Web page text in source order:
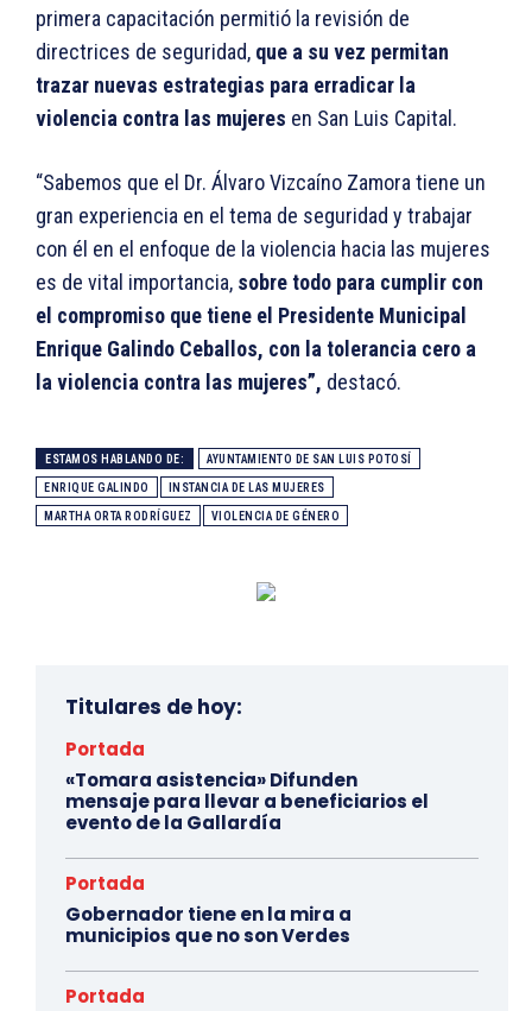
primera capacitación permitió la revisión de
directrices de seguridad, que a su vez permitan
trazar nuevas estrategias para erradicar la
violencia contra las mujeres en San Luis Capital.
“Sabemos que el Dr. Álvaro Vizcaíno Zamora tiene un
gran experiencia en el tema de seguridad y trabajar
con él en el enfoque de la violencia hacia las mujeres
es de vital importancia, sobre todo para cumplir con
el compromiso que tiene el Presidente Municipal
Enrique Galindo Ceballos, con la tolerancia cero a
la violencia contra las mujeres”, destacó.
ESTAMOS HABLANDO DE: AYUNTAMIENTO DE SAN LUIS POTOSÍ
ENRIQUE GALINDO INSTANCIA DE LAS MUJERES
MARTHA ORTA RODRÍGUEZ VIOLENCIA DE GÉNERO
Titulares de hoy:
Portada
«Tomara asistencia» Difunden
mensaje para llevar a beneficiarios el
evento de la Gallardía
Portada
Gobernador tiene en la mira a
municipios que no son Verdes
Portada